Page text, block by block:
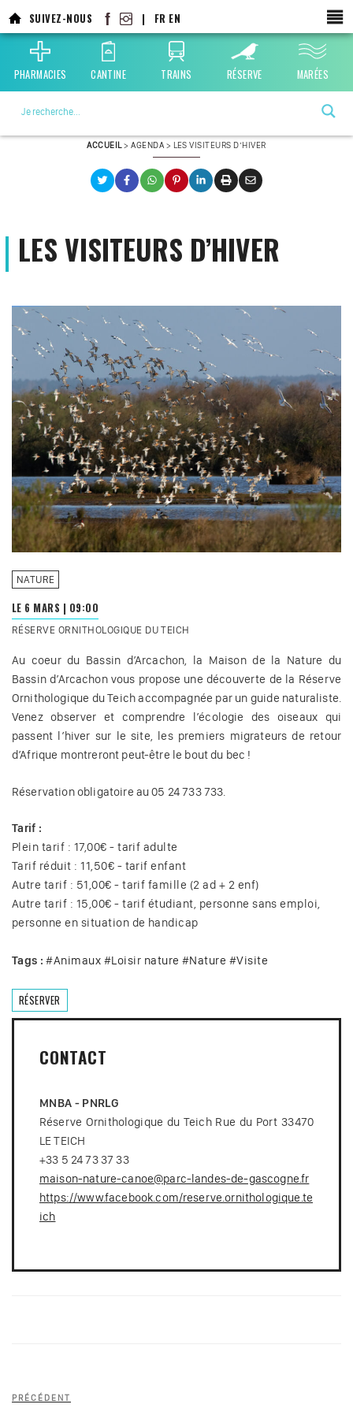
au
contenu
principal
SUIVEZ-NOUS | FR EN
PHARMACIES CANTINE TRAINS RÉSERVE MARÉES
ACCUEIL>AGENDA > LES VISITEURS D’HIVER
LES VISITEURS D’HIVER
NATURE
LE 6 MARS | 09:00
RÉSERVE ORNITHOLOGIQUE DU TEICH
Au coeur du Bassin d’Arcachon, la Maison de la Nature du
Bassin d’Arcachon vous propose une découverte de la Réserve
Ornithologique du Teich accompagnée par un guide naturaliste.
Venez observer et comprendre l’écologie des oiseaux qui
passent l’hiver sur le site, les premiers migrateurs de retour
d’Afrique montreront peut-être le bout du bec !
Réservation obligatoire au 05 24 733 733.
Tarif :
Plein tarif : 17,00€ - tarif adulte
Tarif réduit : 11,50€ - tarif enfant
Autre tarif : 51,00€ - tarif famille (2 ad + 2 enf)
Autre tarif : 15,00€ - tarif étudiant, personne sans emploi,
personne en situation de handicap
Tags : #Animaux #Loisir nature #Nature #Visite
RÉSERVER
CONTACT
MNBA - PNRLG
Réserve Ornithologique du Teich Rue du Port 33470
LE TEICH
+33 5 24 73 37 33
maison-nature-canoe@parc-landes-de-gascogne.fr
https://www.facebook.com/reserve.ornithologique.te
ich
Navigation
Article
PRÉCÉDENT